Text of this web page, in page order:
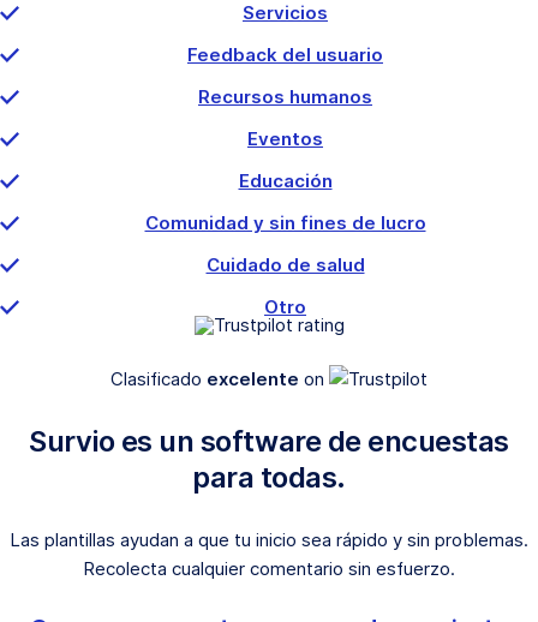
Servicios
Feedback del usuario
Recursos humanos
Eventos
Educación
Comunidad y sin fines de lucro
Cuidado de salud
Otro
Clasificado excelente on
Survio es un software de encuestas
para todas.
Las plantillas ayudan a que tu inicio sea rápido y sin problemas.
Recolecta cualquier comentario sin esfuerzo.